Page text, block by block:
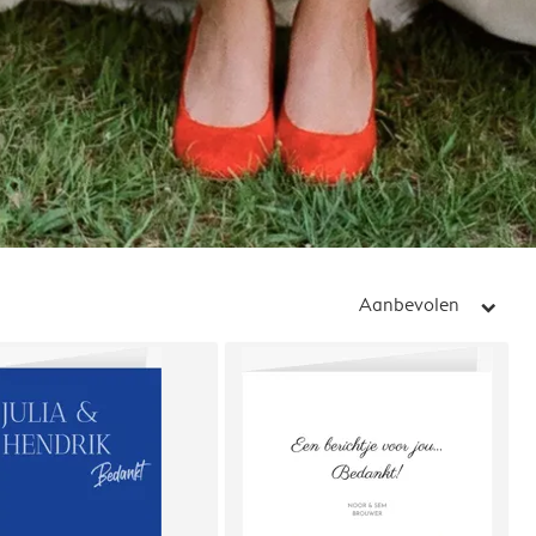
Aanbevolen arrow_right